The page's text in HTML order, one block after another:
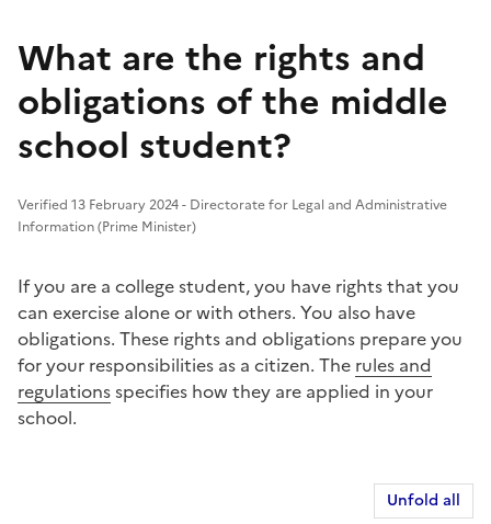
What are the rights and
obligations of the middle
school student?
Verified 13 February 2024 - Directorate for Legal and Administrative
Information (Prime Minister)
If you are a college student, you have rights that you
can exercise alone or with others. You also have
obligations. These rights and obligations prepare you
for your responsibilities as a citizen. The rules and
regulationsspecifies how they are applied in your
school.
Unfold all